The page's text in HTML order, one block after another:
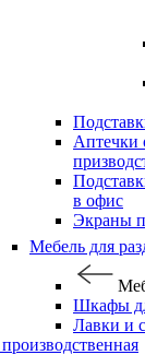
Аптечки
в офис
Экраны
Мебель для
Шкафы
Лавки и